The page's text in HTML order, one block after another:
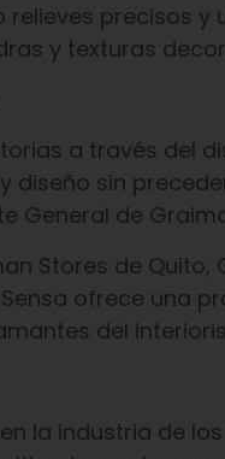
precisos
y texturas
a través del
diseño sin
General de
Stores de Quito,
ofrece una
del
la industria de